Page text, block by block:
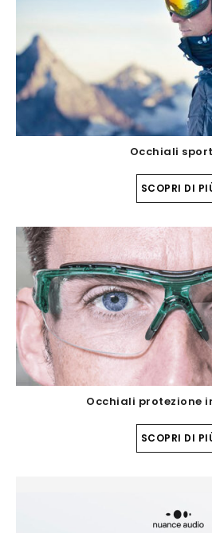
Occhiali
SCOPRI DI
Occhiali protezione
SCOPRI DI